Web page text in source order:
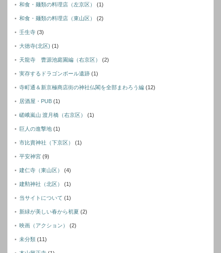
和食・麺類の料理店（左京区） (1)
和食・麺類の料理店（東山区） (2)
壬生寺 (3)
大徳寺(北区) (1)
天龍寺 曹源池庭園編（右京区） (2)
実存するドラゴンボール遺跡 (1)
寺町通＆新京極商店街の神社仏閣を全部まわろう編 (12)
居酒屋・PUB (1)
嵯峨嵐山 渡月橋（右京区） (1)
巨人の進撃地 (1)
市比賣神社（下京区） (1)
平安神宮 (9)
建仁寺（東山区） (4)
建勲神社（北区） (1)
当サイトについて (1)
新緑が美しい春から初夏 (2)
映画（アクション） (2)
未分類 (11)